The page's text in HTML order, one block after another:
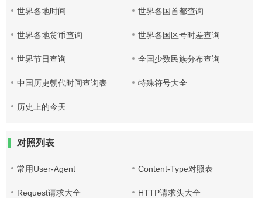
世界各地时间 世界各国首都查询
世界各地货币查询 世界各国区号时差查询
世界节日查询 全国少数民族分布查询
中国历史朝代时间查询表 特殊符号大全
历史上的今天
对照列表
常用User-Agent Content-Type对照表
Request请求大全 HTTP请求头大全